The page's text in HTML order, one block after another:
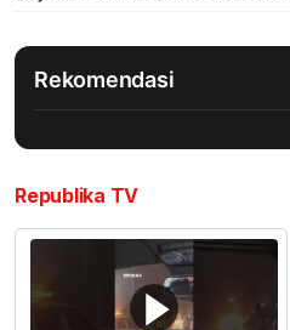
Rekomendasi
Republika TV